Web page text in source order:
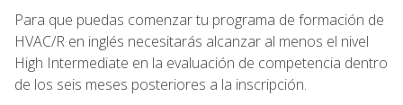
Para que puedas comenzar tu programa de formación de
HVAC/R en inglés necesitarás alcanzar al menos el nivel
High Intermediate en la evaluación de competencia dentro
de los seis meses posteriores a la inscripción.